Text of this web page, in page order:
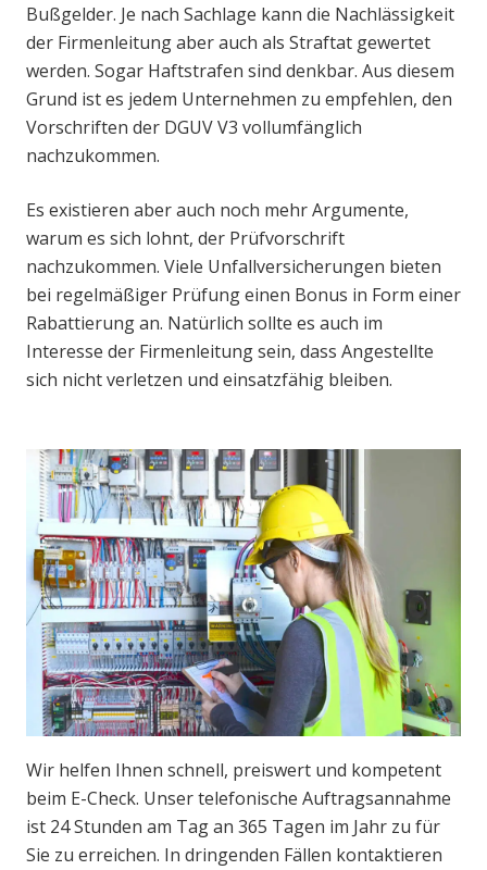
Bußgelder. Je nach Sachlage kann die Nachlässigkeit
der Firmenleitung aber auch als Straftat gewertet
werden. Sogar Haftstrafen sind denkbar. Aus diesem
Grund ist es jedem Unternehmen zu empfehlen, den
Vorschriften der DGUV V3 vollumfänglich
nachzukommen.
Es existieren aber auch noch mehr Argumente,
warum es sich lohnt, der Prüfvorschrift
nachzukommen. Viele Unfallversicherungen bieten
bei regelmäßiger Prüfung einen Bonus in Form einer
Rabattierung an. Natürlich sollte es auch im
Interesse der Firmenleitung sein, dass Angestellte
sich nicht verletzen und einsatzfähig bleiben.
Wir helfen Ihnen schnell, preiswert und kompetent
beim E-Check. Unser telefonische Auftragsannahme
ist 24 Stunden am Tag an 365 Tagen im Jahr zu für
Sie zu erreichen. In dringenden Fällen kontaktieren